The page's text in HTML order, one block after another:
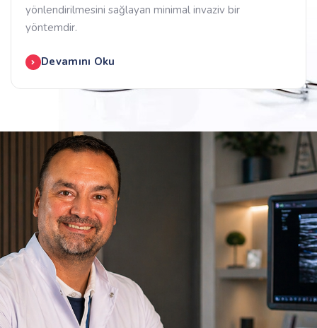
yönlendirilmesini sağlayan minimal invaziv bir
yöntemdir.
Devamını Oku